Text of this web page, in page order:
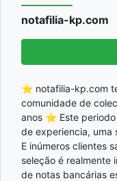
notafilia-kp.com
⭐ notafilia-kp.com
comunidade de
anos ⭐ Este
de experiencia, uma
E inúmeros clientes
seleção é realmente
de notas bancárias